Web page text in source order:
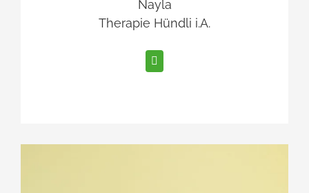
Nayla
Therapie Hündli i.A.